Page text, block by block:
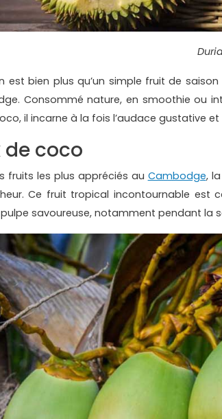
est bien plus qu’un simple fruit de
Consommé nature, en smoothie ou
il incarne à la fois l’audace gustative
de coco
fruits les plus appréciés au Cambodge,
Ce fruit tropical incontournable est
savoureuse, notamment pendant la